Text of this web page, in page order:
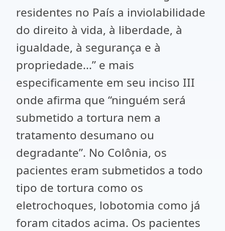
residentes no País a inviolabilidade
do direito à vida, à liberdade, à
igualdade, à segurança e à
propriedade...” e mais
especificamente em seu inciso III
onde afirma que “ninguém será
submetido a tortura nem a
tratamento desumano ou
degradante”. No Colônia, os
pacientes eram submetidos a todo
tipo de tortura como os
eletrochoques, lobotomia como já
foram citados acima. Os pacientes